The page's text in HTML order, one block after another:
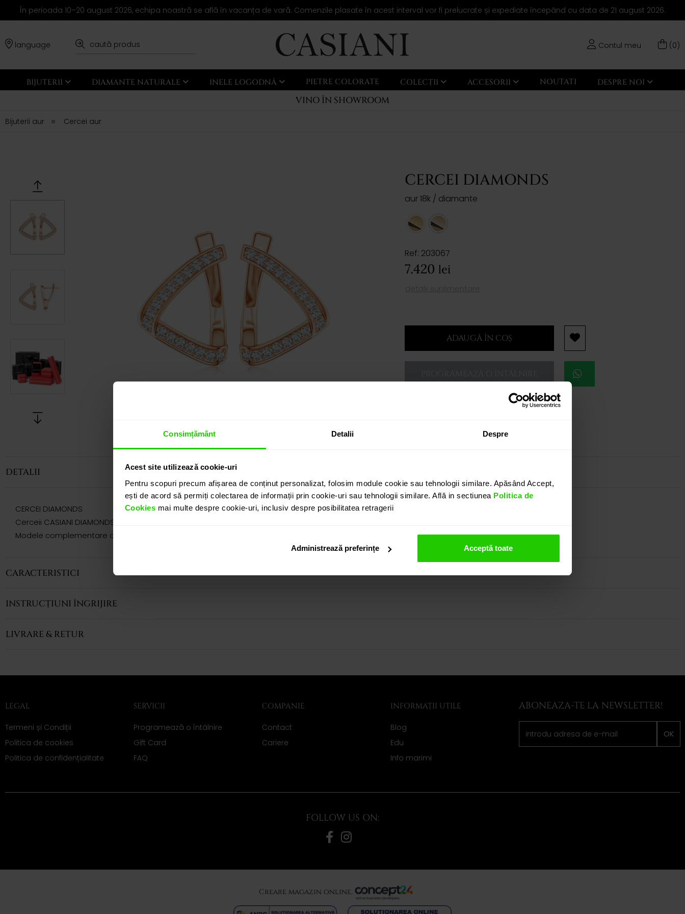
Consimțământ Detalii Despre
Acest site utilizează cookie-uri
Pentru scopuri precum afișarea de conținut personalizat, folosim module cookie sau tehnologii similare. Apăsând Accept,
ești de acord să permiți colectarea de informații prin cookie-uri sau tehnologii similare. Află in sectiunea Politica de
Cookies mai multe despre cookie-uri, inclusiv despre posibilitatea retragerii
Administrează preferințe Acceptă toate
În perioada 10–20 august 2026, echipa noastră se află în vacanța de vară. Comenzile plasate în acest interval vor fi prelucrate și expediate începând cu data de 21 august 2026.
language Contul meu (0)
BIJUTERII DIAMANTE NATURALE INELE LOGODNĂ PIETRE COLORATE COLECȚII ACCESORII NOUTATI DESPRE NOI
VINO ÎN SHOWROOM
Bijuterii aur Cercei aur
CERCEI DIAMONDS
aur 18k / diamante
Ref: 203067
7.420 lei
ADAUGĂ ÎN COȘ
DETALII
CERCEI DIAMONDS
Cerceii CASIANI DIAMONDS realizati aur roz de 18k si diamante, sunt discreti si moderni.
Modele complementare acestui produs puteti regasi atat in colectia prezentata pe site cat si vizitand showroom-ul nostru.
CARACTERISTICI
INSTRUCȚIUNI ÎNGRIJIRE
LIVRARE & RETUR
LEGAL
Termeni și Condiții
Politica de cookies
Politica de confidențialitate
SERVICII
Programează o întâlnire
Gift Card
FAQ
COMPANIE
Contact
Cariere
INFORMAȚII UTILE
Blog
Edu
Info marimi
ABONEAZA-TE LA NEWSLETTER!
OK
FOLLOW US ON:
Creare magazin online,